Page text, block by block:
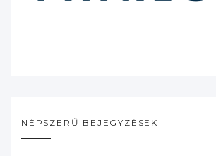
NÉPSZERŰ BEJEGYZÉSEK